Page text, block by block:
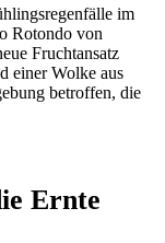
im
Rotondo von
Fruchtansatz
einer Wolke aus
betroffen, die
Ernte